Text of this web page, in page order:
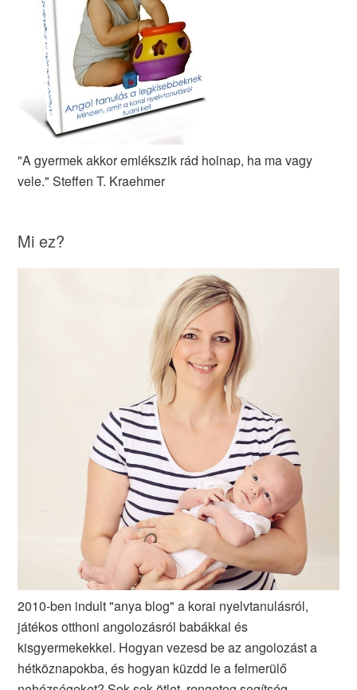
"A gyermek akkor emlékszik rád holnap, ha ma vagy
vele." Steffen T. Kraehmer
Mi ez?
2010-ben indult "anya blog" a korai nyelvtanulásról,
játékos otthoni angolozásról babákkal és
kisgyermekekkel. Hogyan vezesd be az angolozást a
hétköznapokba, és hogyan küzdd le a felmerülő